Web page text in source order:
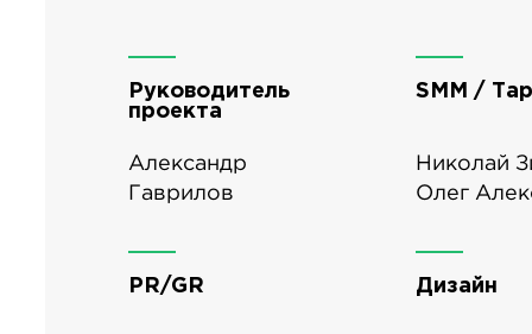
Руководитель
проекта
Александр
Гаврилов
SMM /
Николай
Олег
PR/GR Дизайн